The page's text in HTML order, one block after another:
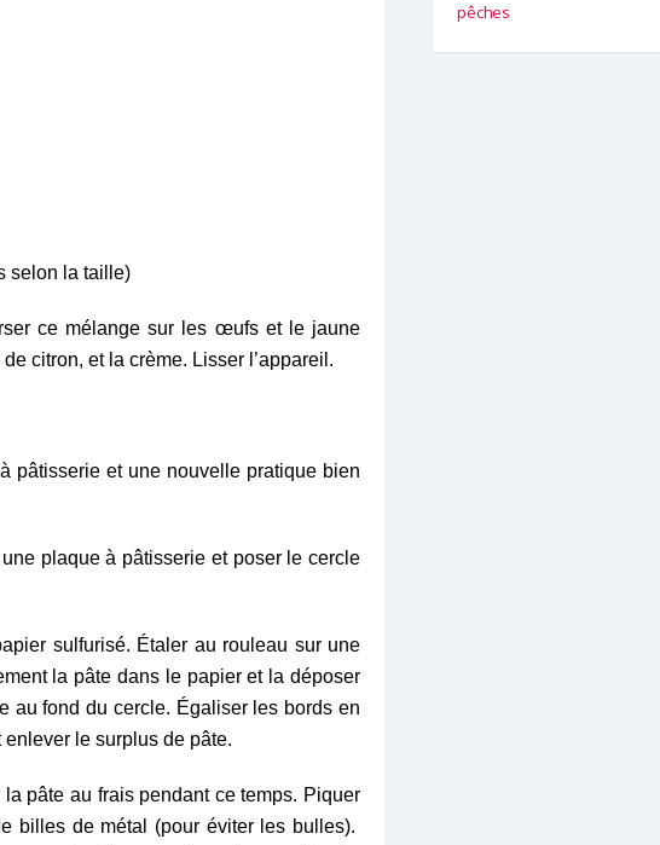
selon la taille)
ce mélange sur les œufs et le jaune
de citron, et la crème. Lisser l’appareil.
pâtisserie et une nouvelle pratique bien
plaque à pâtisserie et poser le cercle
sulfurisé. Étaler au rouleau sur une
la pâte dans le papier et la déposer
au fond du cercle. Égaliser les bords en
le surplus de pâte.
pâte au frais pendant ce temps. Piquer
billes de métal (pour éviter les bulles).
pêches